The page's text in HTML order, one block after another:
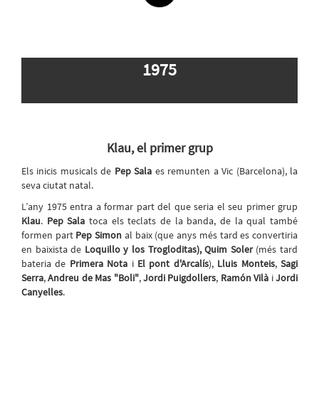
1975
Klau, el primer grup
Els inicis musicals de Pep Sala es remunten a Vic (Barcelona), la
seva ciutat natal.
L’any 1975 entra a formar part del que seria el seu primer grup
Klau. Pep Sala toca els teclats de la banda, de la qual també
formen part Pep Simon al baix (que anys més tard es convertiria
en baixista de Loquillo y los Trogloditas), Quim Soler(més tard
bateria de Primera Nota i El pont d'Arcalís), Lluis Monteis,Sagi
Serra,Andreu de Mas "Boli",Jordi Puigdollers, Ramón Vilà iJordi
Canyelles.